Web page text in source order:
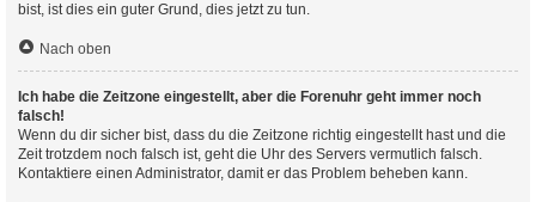
bist, ist dies ein guter Grund, dies jetzt zu tun.
Nach oben
Ich habe die Zeitzone eingestellt, aber die Forenuhr geht immer noch
falsch!
Wenn du dir sicher bist, dass du die Zeitzone richtig eingestellt hast und die
Zeit trotzdem noch falsch ist, geht die Uhr des Servers vermutlich falsch.
Kontaktiere einen Administrator, damit er das Problem beheben kann.